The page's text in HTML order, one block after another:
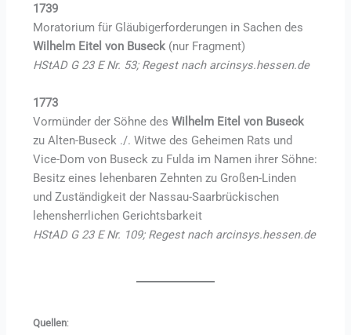
1739
Moratorium für Gläubigerforderungen in Sachen des
Wilhelm Eitel von Buseck (nur Fragment)
HStAD G 23 E Nr. 53; Regest nach arcinsys.hessen.de
1773
Vormünder der Söhne desWilhelm Eitel von Buseck
zu Alten-Buseck ./. Witwe des Geheimen Rats und
Vice-Dom von Buseck zu Fulda im Namen ihrer Söhne:
Besitz eines lehenbaren Zehnten zu Großen-Linden
und Zuständigkeit der Nassau-Saarbrückischen
lehensherrlichen Gerichtsbarkeit
HStAD G 23 E Nr. 109; Regest nach arcinsys.hessen.de
Quellen: